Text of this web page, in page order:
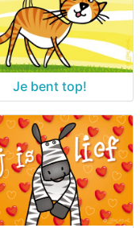
Je bent top!